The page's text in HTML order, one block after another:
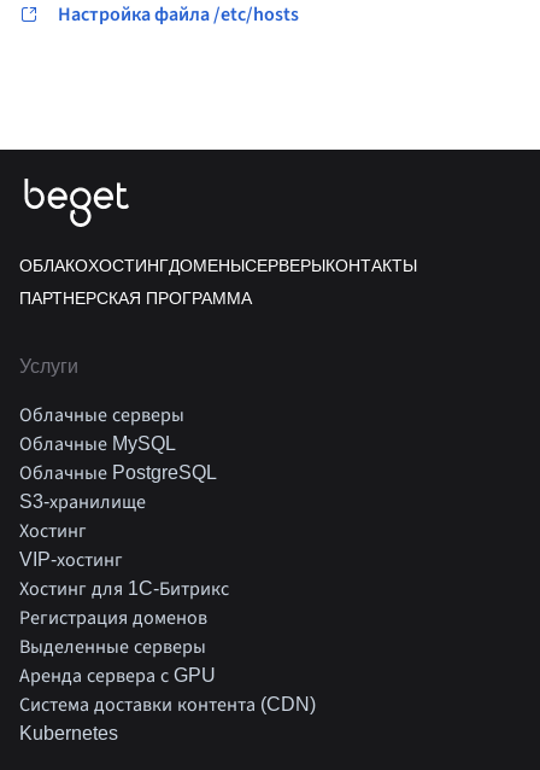
Настройка файла /etc/hosts
ОБЛАКОХОСТИНГДОМЕНЫСЕРВЕРЫКОНТАКТЫ
ПАРТНЕРСКАЯ ПРОГРАММА
Услуги
Облачные серверы
Облачные MySQL
Облачные PostgreSQL
S3-хранилище
Хостинг
VIP-хостинг
Хостинг для 1C-Битрикс
Регистрация доменов
Выделенные серверы
Аренда сервера с GPU
Система доставки контента (CDN)
Kubernetes